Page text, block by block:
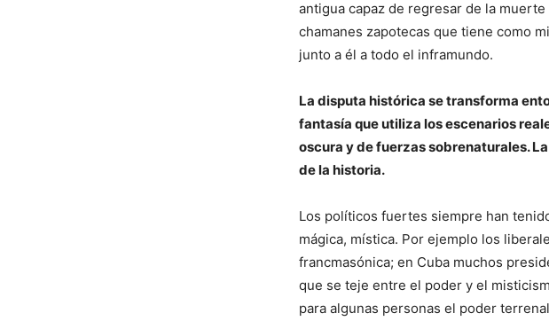
antigua capaz de regresar de la
chamanes zapotecas que tiene como
junto a él a todo el inframundo.
La disputa histórica se transforma
fantasía que utiliza los escenarios
oscura y de fuerzas sobrenaturales.
de la historia.
Los políticos fuertes siempre han
mágica, mística. Por ejemplo los
francmasónica; en Cuba muchos
que se teje entre el poder y el
para algunas personas el poder